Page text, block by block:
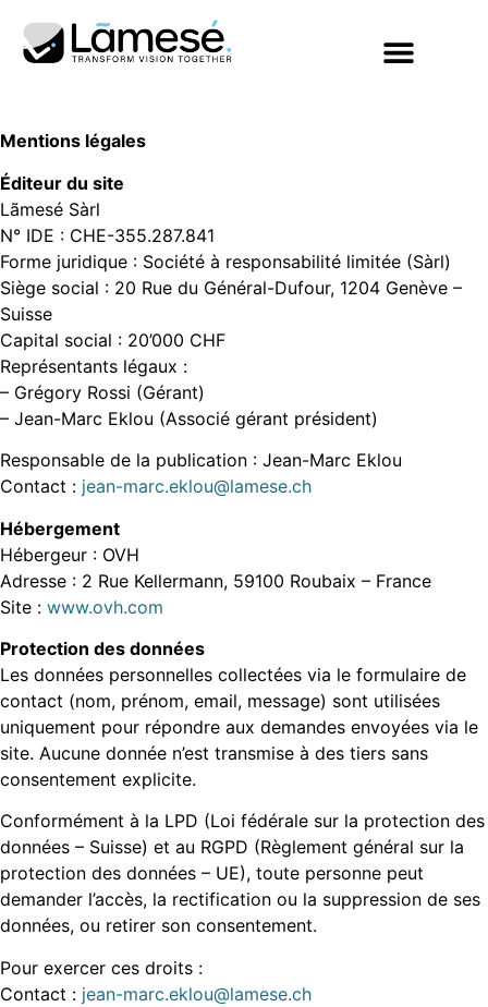
Mentions légales
Éditeur du site
Lãmesé Sàrl
N° IDE : CHE-355.287.841
Forme juridique : Société à responsabilité limitée (Sàrl)
Siège social : 20 Rue du Général-Dufour, 1204 Genève –
Suisse
Capital social : 20’000 CHF
Représentants légaux :
– Grégory Rossi (Gérant)
– Jean-Marc Eklou (Associé gérant président)
Responsable de la publication : Jean-Marc Eklou
Contact : jean-marc.eklou@lamese.ch
Hébergement
Hébergeur : OVH
Adresse : 2 Rue Kellermann, 59100 Roubaix – France
Site : www.ovh.com
Protection des données
Les données personnelles collectées via le formulaire de
contact (nom, prénom, email, message) sont utilisées
uniquement pour répondre aux demandes envoyées via le
site. Aucune donnée n’est transmise à des tiers sans
consentement explicite.
Conformément à la LPD (Loi fédérale sur la protection des
données – Suisse) et au RGPD (Règlement général sur la
protection des données – UE), toute personne peut
demander l’accès, la rectification ou la suppression de ses
données, ou retirer son consentement.
Pour exercer ces droits :
Contact : jean-marc.eklou@lamese.ch